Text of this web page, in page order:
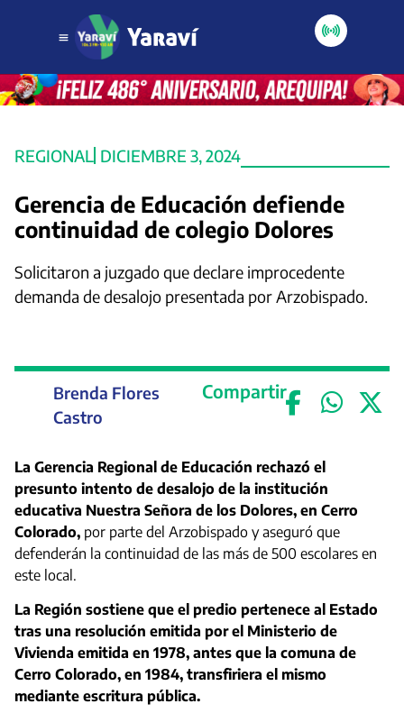
REGIONAL DICIEMBRE 3, 2024
Gerencia de Educación defiende
continuidad de colegio Dolores
Solicitaron a juzgado que declare improcedente
demanda de desalojo presentada por Arzobispado.
Brenda Flores
Castro
Compartir
La Gerencia Regional de Educación rechazó el
presunto intento de desalojo de la institución
educativa Nuestra Señora de los Dolores, en Cerro
Colorado, por parte del Arzobispado y aseguró que
defenderán la continuidad de las más de 500 escolares en
este local.
La Región sostiene que el predio pertenece al Estado
tras una resolución emitida por el Ministerio de
Vivienda emitida en 1978, antes que la comuna de
Cerro Colorado, en 1984, transfiriera el mismo
mediante escritura pública.